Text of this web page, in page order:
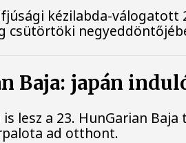
kézilabda-
csütörtöki
Baja: japán
is lesz a 23. HunGarian
ad otthont.